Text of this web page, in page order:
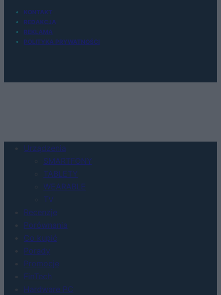
KONTAKT
REDAKCJA
REKLAMA
POLITYKA PRYWATNOŚCI
Urządzenia
SMARTFONY
TABLETY
WEARABLE
TV
Recenzje
Porównania
Co kupić
Porady
Promocje
FinTech
Hardware PC